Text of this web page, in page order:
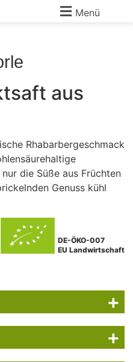
Menü
aus
Rhabarbergeschmack
die Süße aus Früchten
Genuss kühl
DE-ÖKO-007
EU Landwirtschaft
+
+